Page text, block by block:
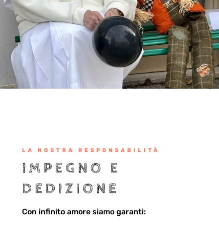
LA NOSTRA RESPONSABILITÀ
IMPEGNO E
DEDIZIONE
Con infinito amore siamo garanti: